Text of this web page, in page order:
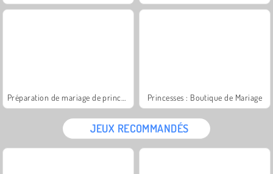
Princesses : Boutique de Mariage
JEUX RECOMMANDÉS